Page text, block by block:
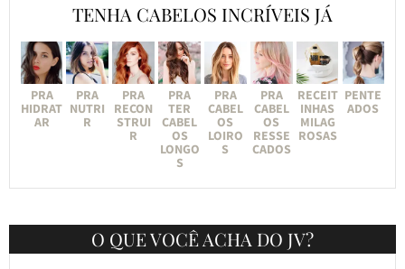
TENHA CABELOS INCRÍVEIS JÁ
PRA
HIDRAT
AR
PRA
NUTRI
R
PRA
RECON
STRUI
R
PRA
TER
CABEL
OS
LONGO
S
PRA
CABEL
OS
LOIRO
S
PRA
CABEL
OS
RESSE
CADOS
RECEIT
INHAS
MILAG
ROSAS
PENTE
ADOS
O QUE VOCÊ ACHA DO JV?